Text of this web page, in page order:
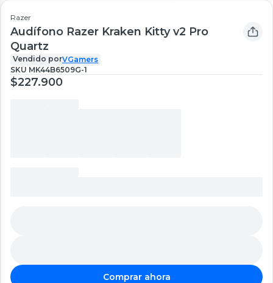
Razer
Audífono Razer Kraken Kitty v2 Pro
Quartz
Vendido porVGamers
SKU MK44B6509G-1
$227.900
Comprar ahora